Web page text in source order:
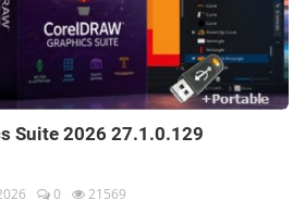
Suite 2026 27.1.0.129
0 21569